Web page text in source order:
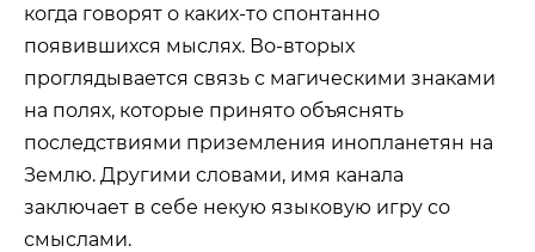
когда говорят о каких-то спонтанно
появившихся мыслях. Во-вторых
проглядывается связь с магическими знаками
на полях, которые принято объяснять
последствиями приземления инопланетян на
Землю. Другими словами, имя канала
заключает в себе некую языковую игру со
смыслами.